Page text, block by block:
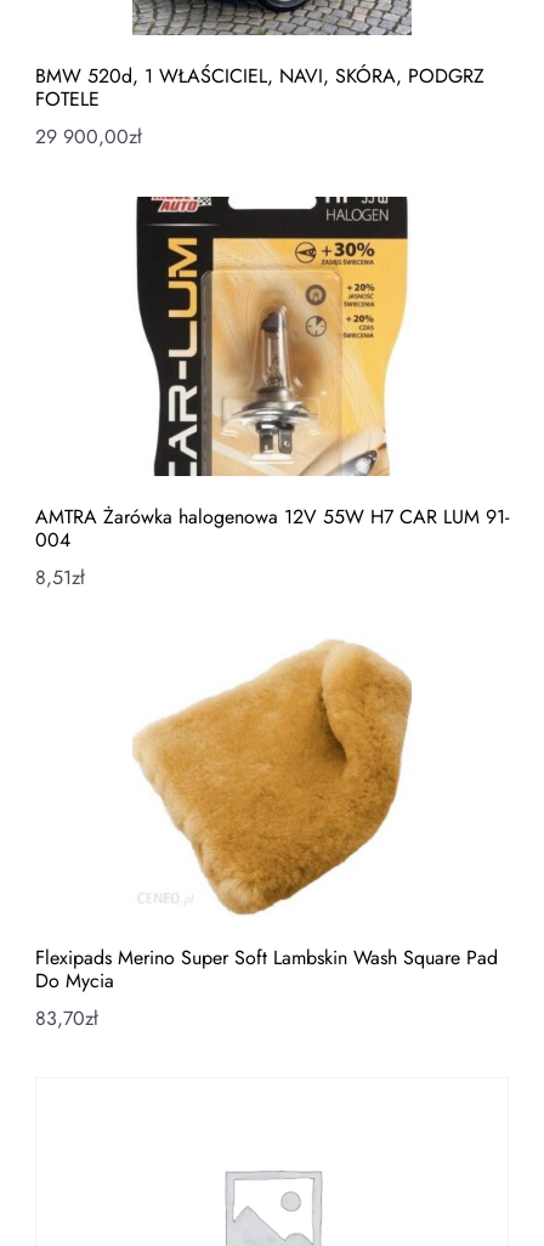
BMW 520d, 1 WŁAŚCICIEL, NAVI, SKÓRA, PODGRZ
FOTELE
29 900,00zł
AMTRA Żarówka halogenowa 12V 55W H7 CAR LUM 91-
004
8,51zł
Flexipads Merino Super Soft Lambskin Wash Square Pad
Do Mycia
83,70zł